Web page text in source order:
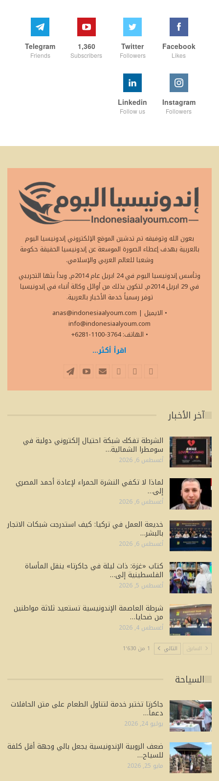
Facebook
Likes
Twitter
Followers
1,360
Subscribers
Telegram
Friends
Instagram
Followers
Linkedin
Follow us
بعون الله وتوفيقه تم تدشين الموقع الإلكتروني إندونيسيا اليوم
بالعربية بهدف إعطاء الصورة الموسعة عن إندونيسيا الحقيقة حكومة
وشعبا للعالم العربي والإسلامي.
وتأسس إندونيسيا اليوم في 24 ابريل عام 2014م, وبدأ بثها التجريبي
في 29 ابريل 2014م, لتكون بذلك من أوائل وكالة أنباء في إندونيسيا
توفر رسمياً خدمة الأخبار بالعربية.
• الايميل
anas@indonesiaalyoum.com |
info@indonesiaalyoum.com
• الهاتف: 3764-1100-6281+
اقرأ أكثر...
آخر الأخبار
الشرطة تفكك شبكة احتيال إلكتروني دولية في
سومطرا الشمالية…
أغسطس 6, 2026
لماذا لا تكفي النشرة الحمراء لإعادة أحمد المصري
إلى…
أغسطس 6, 2026
خديعة العمل في تركيا: كيف استدرجت شبكات الاتجار
بالبشر…
أغسطس 6, 2026
كتاب «غزة: ذات ليلة في جاكرتا» ينقل المأساة
الفلسطينية إلى…
أغسطس 5, 2026
شرطة العاصمة الإندونيسية تستعيد ثلاثة مواطنين
من ضحايا…
أغسطس 4, 2026
السابق التالي 1 من 1٬630
السياحة
جاكرتا تختبر خدمة لتناول الطعام على متن الحافلات
دعماً…
يوليو 24, 2026
ضعف الروبية الإندونيسية يجعل بالي وجهة أقل كلفة
للسياح…
مايو 25, 2026